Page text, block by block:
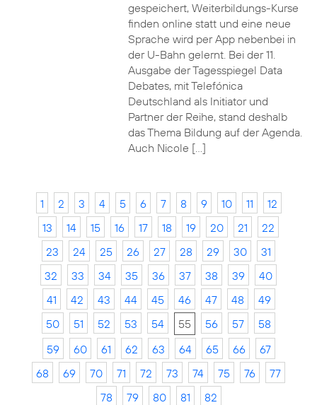
gespeichert, Weiterbildungs-Kurse
finden online statt und eine neue
Sprache wird per App nebenbei in
der U-Bahn gelernt. Bei der 11.
Ausgabe der Tagesspiegel Data
Debates, mit Telefónica
Deutschland als Initiator und
Partner der Reihe, stand deshalb
das Thema Bildung auf der Agenda.
Auch Nicole […]
1 2 3 4 5 6 7 8 9 10 11
12
13
14 15 16 17 18 19 20 21
22
23
24 25 26 27 28 29 30
31
32
33 34 35 36 37 38 39
40
41
42 43 44 45 46 47 48
49
50
51 52 53 54 55 56 57
58
59
60 61 62 63 64 65 66
67
68
69 70 71 72 73 74 75 76
77
78
79 80 81 82